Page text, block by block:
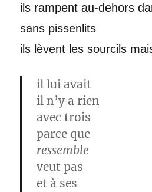
ils rampent au-dehors
sans pissenlits
ils lèvent les sourcils
il lui avait
il n’y a rien
avec trois
parce que
ressemble
veut pas
et à ses